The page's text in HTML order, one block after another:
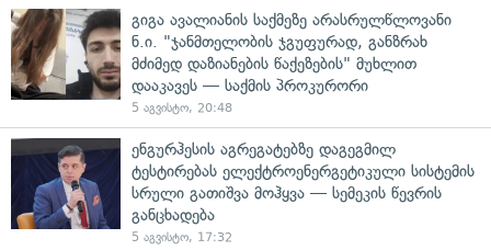
გიგა ავალიანის საქმეზე არასრულწლოვანი
ნ.ი. "ჯანმთელობის ჯგუფურად, განზრახ
მძიმედ დაზიანების წაქეზების" მუხლით
დააკავეს — საქმის პროკურორი
5 აგვისტო, 20:48
ენგურჰესის აგრეგატებზე დაგეგმილ
ტესტირებას ელექტროენერგეტიკული სისტემის
სრული გათიშვა მოჰყვა — სემეკის წევრის
განცხადება
5 აგვისტო, 17:32